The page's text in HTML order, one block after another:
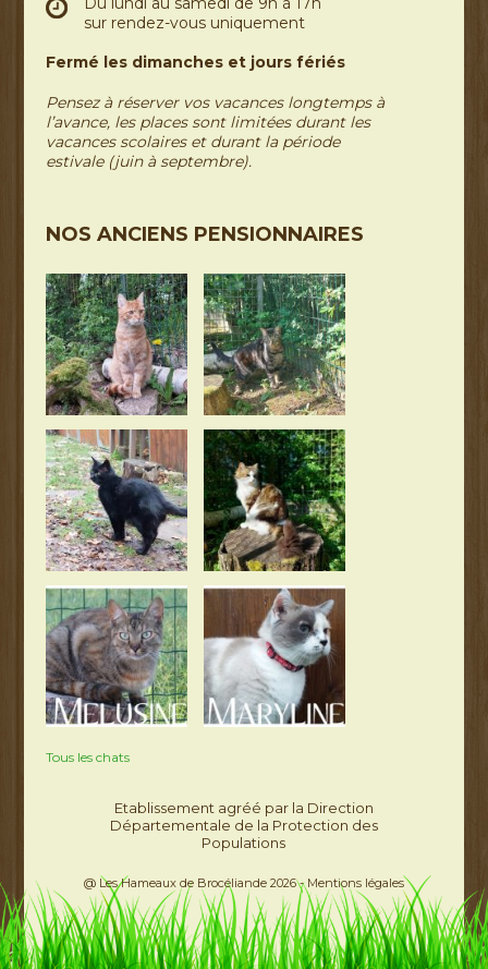
sur rendez-vous uniquement
Fermé les dimanches et jours fériés
Pensez à réserver vos vacances longtemps à
l’avance, les places sont limitées durant les
vacances scolaires et durant la période
estivale (juin à septembre).
NOS ANCIENS PENSIONNAIRES
Tous les chats
Etablissement agréé par la Direction
Départementale de la Protection des
Populations
@ Les Hameaux de Brocéliande 2026 - Mentions légales